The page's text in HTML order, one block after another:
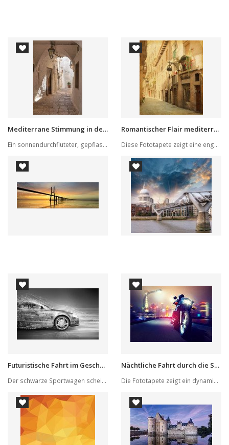
Mediterrane Stimmung in der engen Gasse
Ein sonnendurchfluteter, gepflasterter Gehweg i...
Romantischer Flair mediterraner Gassen
Diese Fototapete zeigt eine enge Gasse mit hist...
Futuristische Fahrt im Geschwindigkeitstunnel
Der schwarze Sportwagen scheint im digitalen Ra...
Nächtliche Fahrt durch die Stadt
Die Fototapete zeigt ein dynamisches Motiv eine...